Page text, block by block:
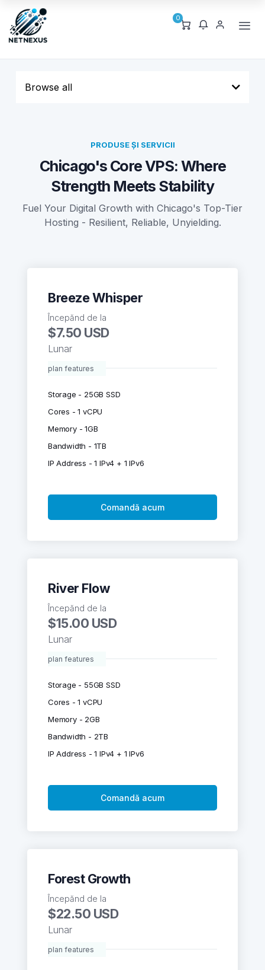
0
Browse all
PRODUSE ȘI SERVICII
Chicago's Core VPS: Where
Strength Meets Stability
Fuel Your Digital Growth with Chicago's Top-Tier
Hosting - Resilient, Reliable, Unyielding.
Breeze Whisper
Începănd de la
$7.50 USD
Lunar
plan features
Storage - 25GB SSD
Cores - 1 vCPU
Memory - 1GB
Bandwidth - 1TB
IP Address - 1 IPv4 + 1 IPv6
Comandă acum
River Flow
Începănd de la
$15.00 USD
Lunar
plan features
Storage - 55GB SSD
Cores - 1 vCPU
Memory - 2GB
Bandwidth - 2TB
IP Address - 1 IPv4 + 1 IPv6
Comandă acum
Forest Growth
Începănd de la
$22.50 USD
Lunar
plan features